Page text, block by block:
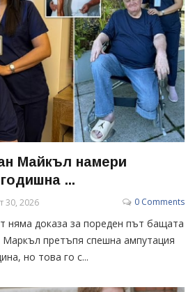
Майкъл намери
...
30, 2026 0 Comments
няма доказа за пореден път бащата
претъпя спешна ампутация
но това го с...